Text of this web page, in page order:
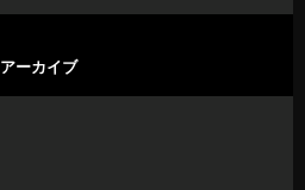
アーカイブ